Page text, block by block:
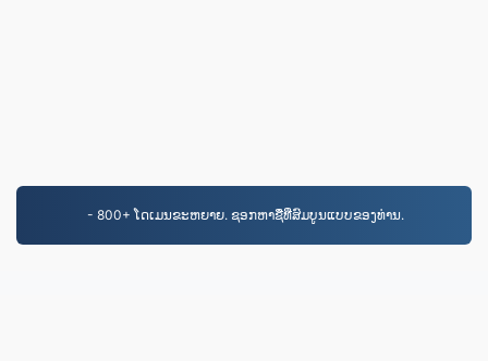
- 800+ ໂດເມນຂະຫຍາຍ. ຊອກຫາຊື່ທີ່ສົມບູນແບບຂອງທ່ານ.